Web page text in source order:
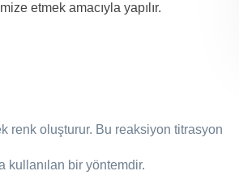
etmek amacıyla yapılır.
renk oluşturur. Bu reaksiyon titrasyon
kullanılan bir yöntemdir.